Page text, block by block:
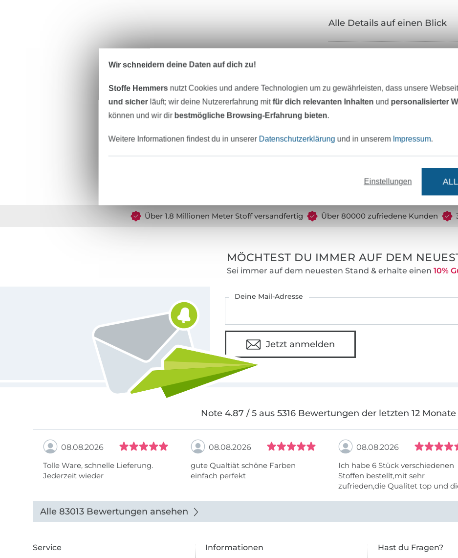
Alle Details auf einen Blick
Zertifizierung:
Über 1.8 Millionen Meter Stoff versandfertig Über 80000 zufriedene Kunden
MÖCHTEST DU IMMER AUF DEM
Sei immer auf dem neuesten Stand & erhalte einen 10%
Deine Mail-Adresse
Jetzt anmelden
Note 4.87 / 5 aus 5316 Bewertungen der letzten 12 Monate
08.08.2026
Tolle Ware, schnelle Lieferung.
Jederzeit wieder
08.08.2026
gute Qualtiät schöne Farben
einfach perfekt
08.08.2026
Ich habe 6 Stück verschiedenen
Stoffen bestellt,mit sehr
zufrieden,die Qualitet top und
Alle 83013 Bewertungen ansehen
Service
Informationen
Hast du Fragen?
Wir schneidern deine Daten auf dich zu!
Stoffe Hemmers nutzt Cookies und andere Technologien um zu gewährleisten, dass unsere
und sicherläuft; wir deine Nutzererfahrung mitfür dich relevanten Inhalten und personalisierter
können und wir dir bestmögliche Browsing-Erfahrung bieten.
Weitere Informationen findest du in unserer Datenschutzerklärung und in unserem Impressum.
Einstellungen